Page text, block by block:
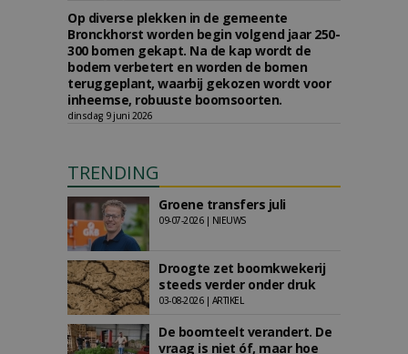
Op diverse plekken in de gemeente
Bronckhorst worden begin volgend jaar 250-
300 bomen gekapt. Na de kap wordt de
bodem verbetert en worden de bomen
teruggeplant, waarbij gekozen wordt voor
inheemse, robuuste boomsoorten.
dinsdag 9 juni 2026
TRENDING
Groene transfers juli
09-07-2026 | NIEUWS
Droogte zet boomkwekerij
steeds verder onder druk
03-08-2026 | ARTIKEL
De boomteelt verandert. De
vraag is niet óf, maar hoe